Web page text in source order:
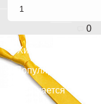
0
Хит продаж
Популярный
Кончается